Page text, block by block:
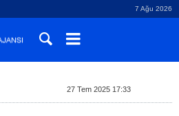
7 Ağu 2026
27 Tem 2025 17:33